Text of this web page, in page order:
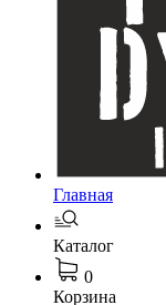
Главная
Каталог
0
Корзина